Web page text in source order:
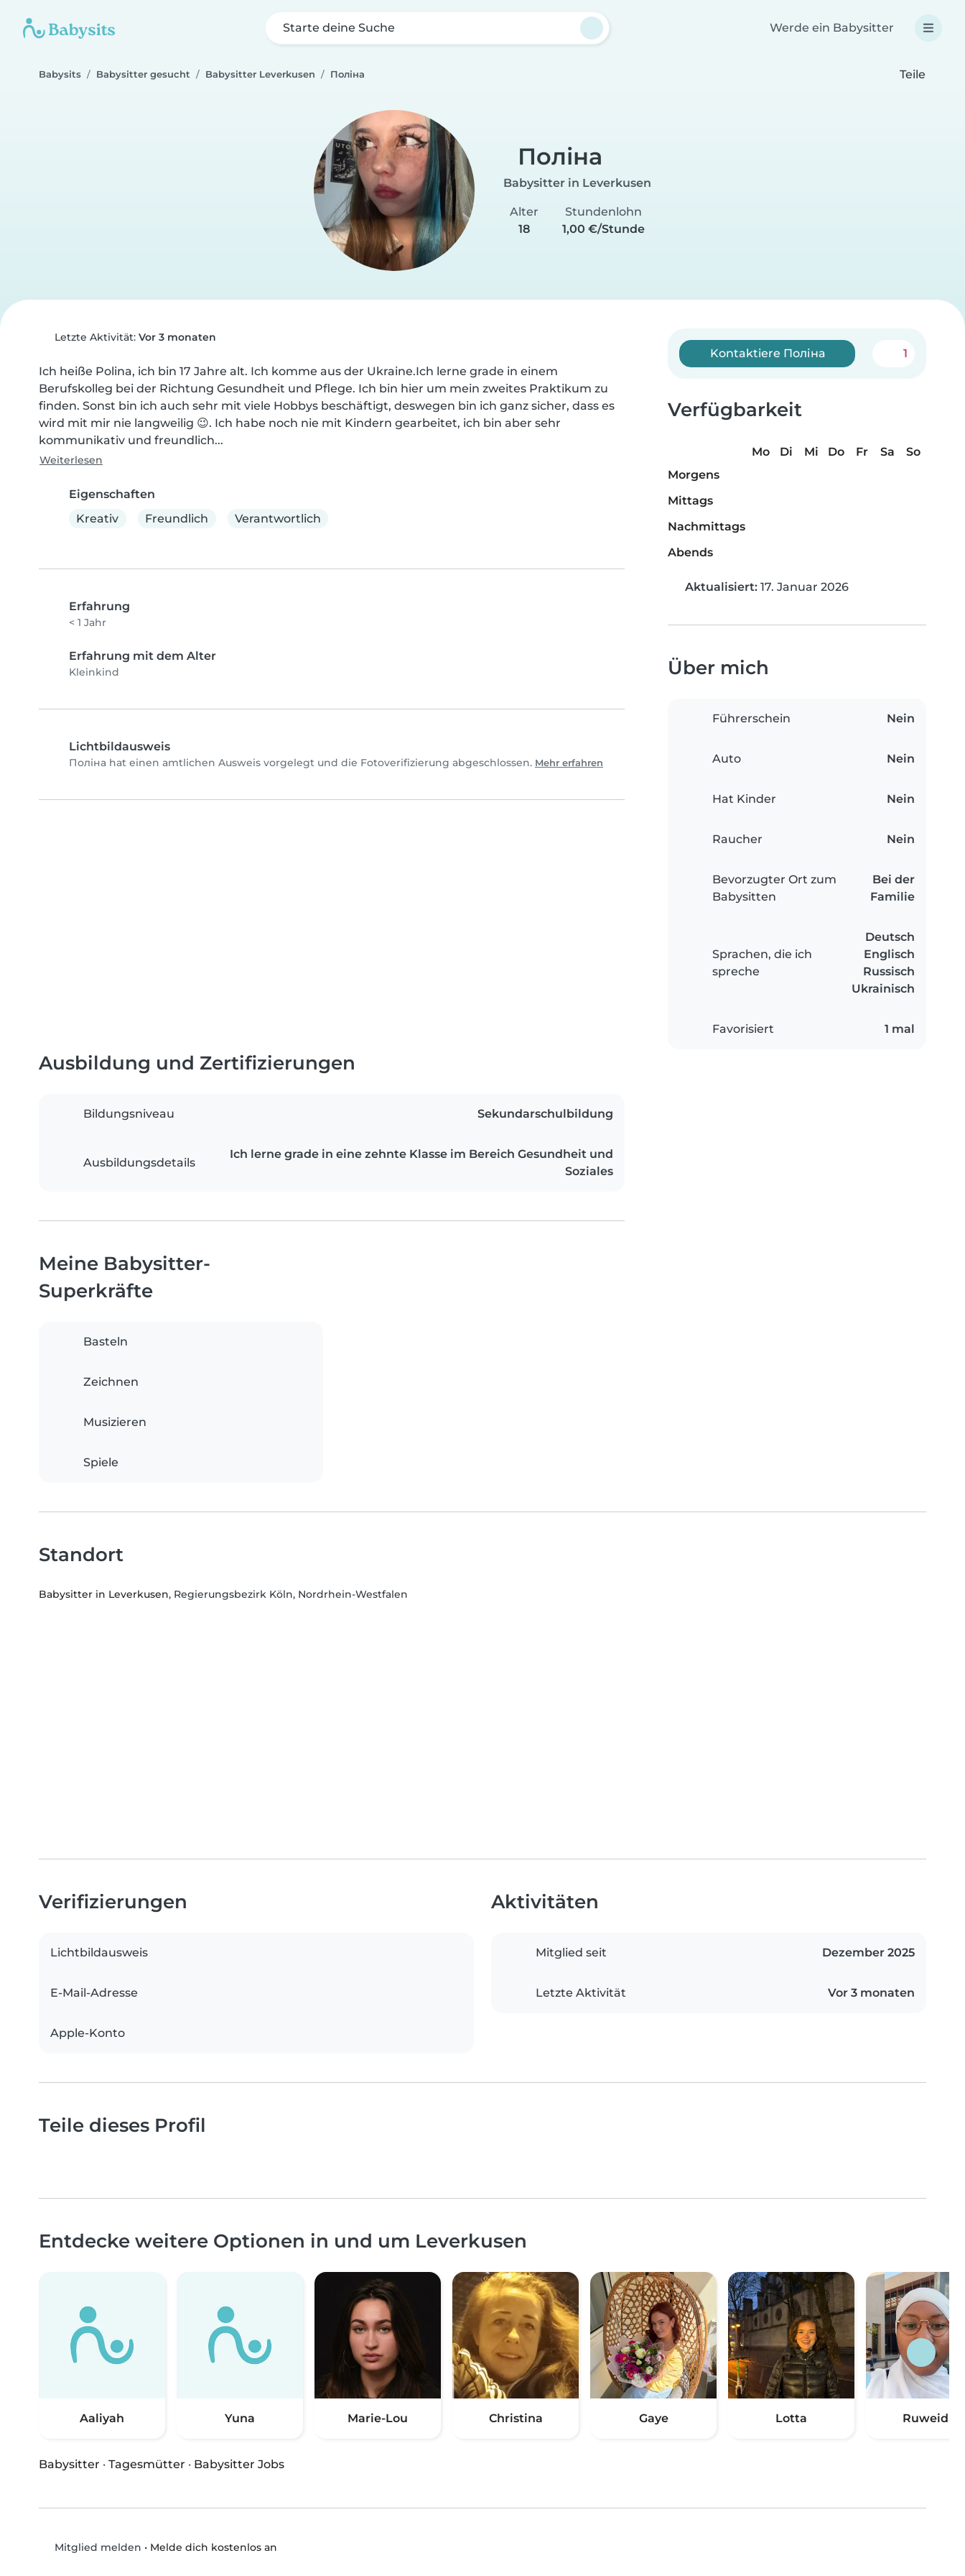
Starte deine Suche Werde ein Babysitter
Babysits Babysitter gesucht Babysitter Leverkusen Поліна Teile
Поліна
Babysitter in Leverkusen
Alter
18
Stundenlohn
1,00 €/Stunde
Letzte Aktivität: Vor 3 monaten
Ich heiße Polina, ich bin 17 Jahre alt. Ich komme aus der Ukraine.Ich lerne grade in einem
Berufskolleg bei der Richtung Gesundheit und Pflege. Ich bin hier um mein zweites Praktikum zu
finden. Sonst bin ich auch sehr mit viele Hobbys beschäftigt, deswegen bin ich ganz sicher, dass es
wird mit mir nie langweilig 😉. Ich habe noch nie mit Kindern gearbeitet, ich bin aber sehr
kommunikativ und freundlich...
Weiterlesen
Eigenschaften
Kreativ
Freundlich Verantwortlich
Erfahrung
< 1 Jahr
Erfahrung mit dem Alter
Kleinkind
Lichtbildausweis
Поліна hat einen amtlichen Ausweis vorgelegt und die Fotoverifizierung abgeschlossen. Mehr erfahren
Kontaktiere Поліна 1
Verfügbarkeit
Mo Di Mi Do Fr Sa
So
Morgens
Mittags
Nachmittags
Abends
Aktualisiert: 17. Januar 2026
Über mich
Führerschein Nein
Auto Nein
Hat Kinder Nein
Raucher Nein
Bevorzugter Ort zum
Babysitten
Bei der
Familie
Sprachen, die ich
spreche
Deutsch
Englisch
Russisch
Ukrainisch
Favorisiert 1 mal
Ausbildung und Zertifizierungen
Bildungsniveau Sekundarschulbildung
Ausbildungsdetails
Ich lerne grade in eine zehnte Klasse im Bereich Gesundheit und
Soziales
Meine Babysitter-
Superkräfte
Basteln
Zeichnen
Musizieren
Spiele
Standort
Babysitter in Leverkusen, Regierungsbezirk Köln, Nordrhein-Westfalen
Verifizierungen
Lichtbildausweis
E-Mail-Adresse
Apple-Konto
Aktivitäten
Mitglied seit Dezember 2025
Letzte Aktivität Vor 3 monaten
Teile dieses Profil
Entdecke weitere Optionen in und um Leverkusen
Aaliyah Yuna Marie-Lou Christina Gaye Lotta Ruweida
Babysitter · Tagesmütter · Babysitter Jobs
Mitglied melden • Melde dich kostenlos an